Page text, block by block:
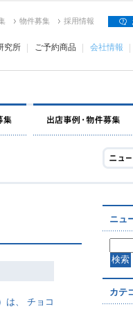
物件募集 採用情報
究所 ご予約商品 会社情報
は、 チョコ
ニュ
カテ